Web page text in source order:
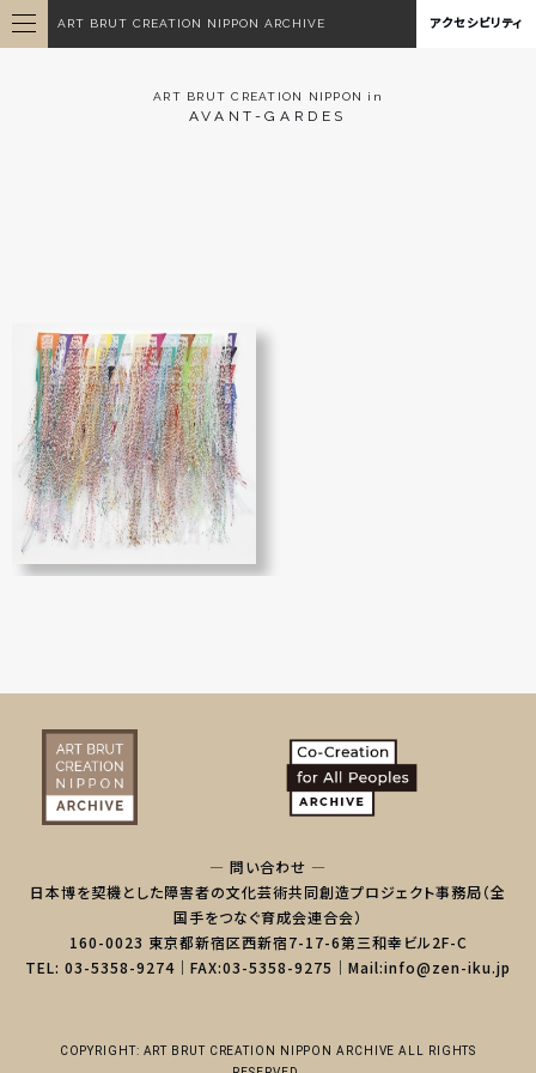
ART BRUT CREATION NIPPON ARCHIVE アクセシビリティ
ART BRUT CREATION NIPPON in
AVANT-GARDES
無題
藤岡 祐機
— 問い合わせ —
日本博を契機とした障害者の文化芸術共同創造プロジェクト事務局（全
国手をつなぐ育成会連合会）
160-0023 東京都新宿区西新宿7-17-6第三和幸ビル2F-C
TEL: 03-5358-9274｜FAX:03-5358-9275｜Mail:info@zen-iku.jp
COPYRIGHT: ART BRUT CREATION NIPPON ARCHIVE ALL RIGHTS